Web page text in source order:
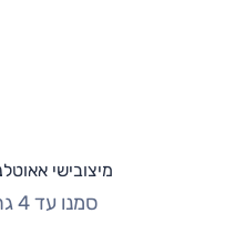
מיצובישי
סמנו עד 4 גרסאות להשוואה